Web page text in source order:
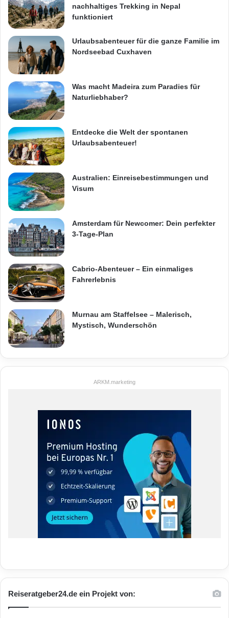
nachhaltiges Trekking in Nepal
funktioniert
Urlaubsabenteuer für die ganze Familie im
Nordseebad Cuxhaven
Was macht Madeira zum Paradies für
Naturliebhaber?
Entdecke die Welt der spontanen
Urlaubsabenteuer!
Australien: Einreisebestimmungen und
Visum
Amsterdam für Newcomer: Dein perfekter
3-Tage-Plan
Cabrio-Abenteuer – Ein einmaliges
Fahrerlebnis
Murnau am Staffelsee – Malerisch,
Mystisch, Wunderschön
ARKM.marketing
Reiseratgeber24.de ein Projekt von: